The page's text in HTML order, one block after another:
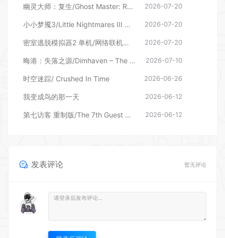
幽灵大师：复生/Ghost Master: Resurrection 更新v25.06.2026—更新世界之间DLC 2026-07-20
小小梦魇3/Little Nightmares III 单机/网络联机 （更新v11.06.2026—更新幕后DLC） 2026-07-20
密室逃脱模拟器2 单机/网络联机（更新v20029r） 2026-07-20
晦港：失落之源/Dimhaven – The Lost Source 2026-07-10
时空迷踪/ Crushed In Time 2026-06-26
我变成鸟的那一天 2026-06-12
第七访客 重制版/The 7th Guest Remake 2026-06-12
发表评论 暂无评论